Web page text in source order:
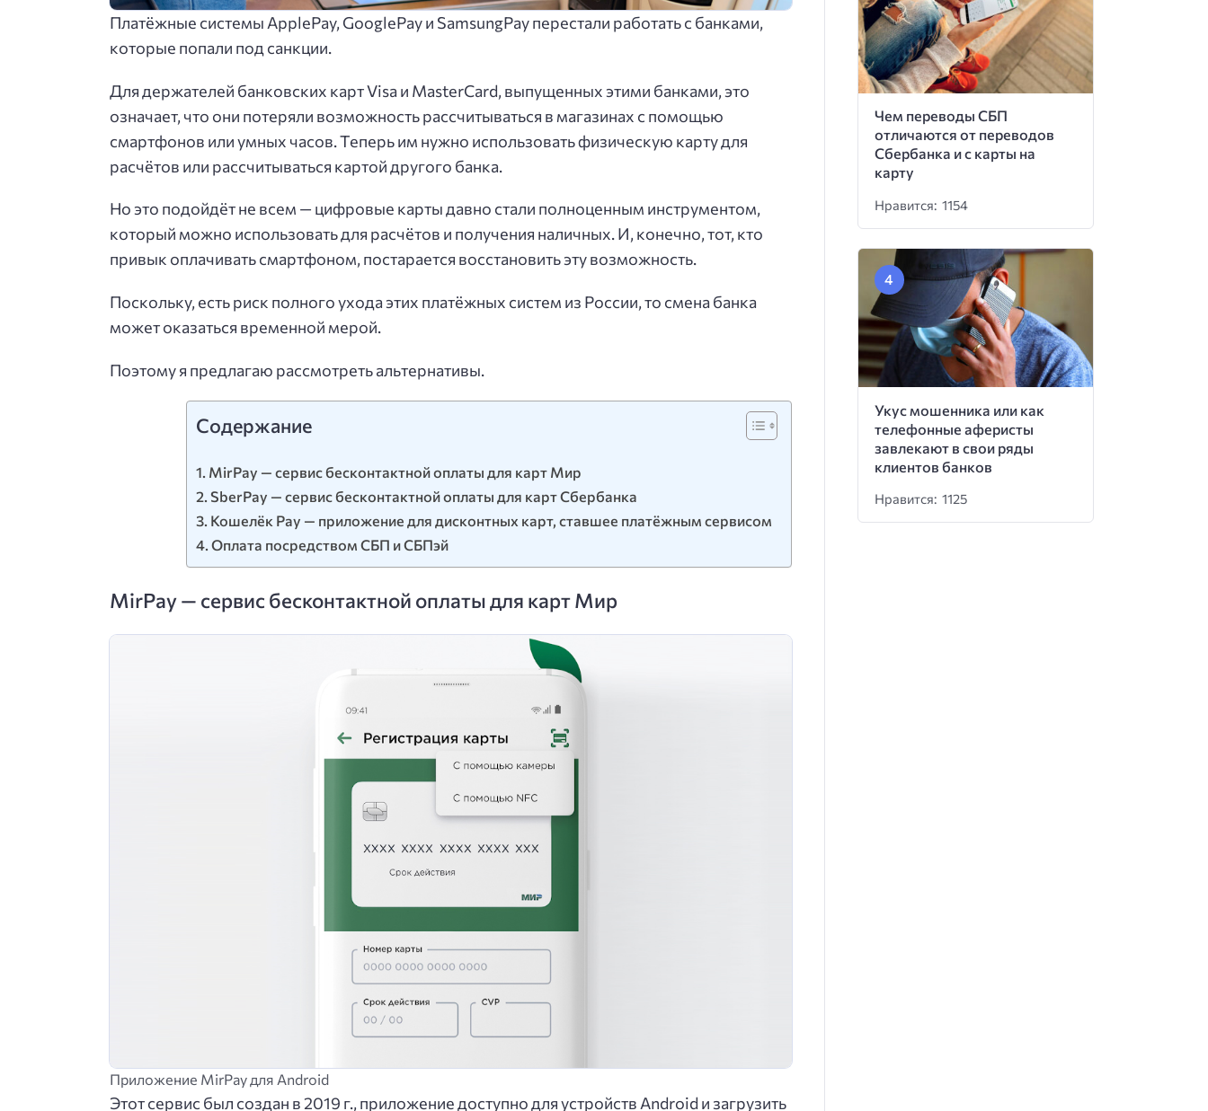
Платёжные системы ApplePay, GooglePay и SamsungPay перестали работать с банками,
которые попали под санкции.
Для держателей банковских карт Visa и MasterCard, выпущенных этими банками, это
означает, что они потеряли возможность рассчитываться в магазинах с помощью
смартфонов или умных часов. Теперь им нужно использовать физическую карту для
расчётов или рассчитываться картой другого банка.
Но это подойдёт не всем — цифровые карты давно стали полноценным инструментом,
который можно использовать для расчётов и получения наличных. И, конечно, тот, кто
привык оплачивать смартфоном, постарается восстановить эту возможность.
Поскольку, есть риск полного ухода этих платёжных систем из России, то смена банка
может оказаться временной мерой.
Поэтому я предлагаю рассмотреть альтернативы.
Содержание
MirPay — сервис бесконтактной оплаты для карт Мир
SberPay — сервис бесконтактной оплаты для карт Сбербанка
Кошелёк Pay — приложение для дисконтных карт, ставшее платёжным сервисом
Оплата посредством СБП и СБПэй
MirPay — сервис бесконтактной оплаты для карт Мир
Приложение MirPay для Android
Этот сервис был создан в 2019 г., приложение доступно для устройств Android и загрузить
Чем переводы СБП
отличаются от переводов
Сбербанка и с карты на
карту
Нравится: 1154
Укус мошенника или как
телефонные аферисты
завлекают в свои ряды
клиентов банков
Нравится: 1125